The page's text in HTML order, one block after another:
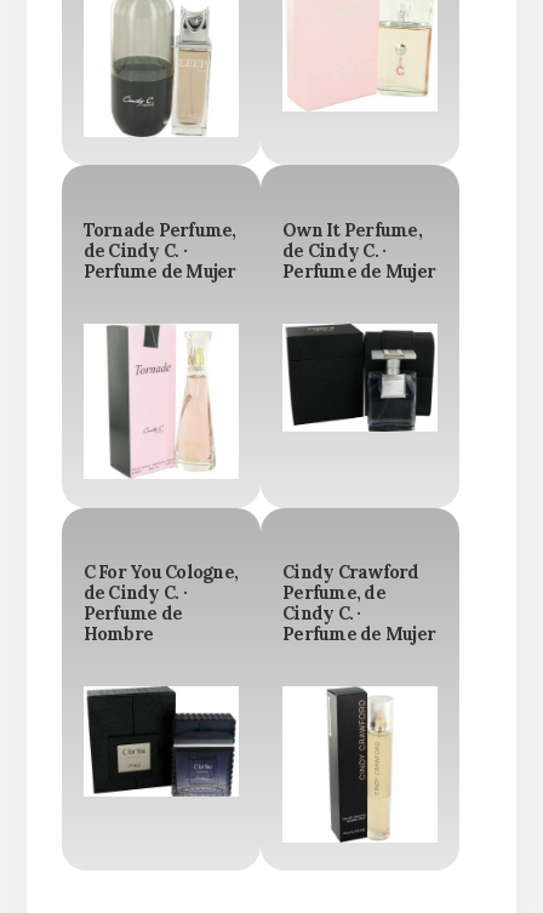
Tornade Perfume,
de Cindy C. ·
Perfume de Mujer
Own It Perfume,
de Cindy C. ·
Perfume de Mujer
C For You Cologne,
de Cindy C. ·
Perfume de
Hombre
Cindy Crawford
Perfume, de
Cindy C. ·
Perfume de Mujer